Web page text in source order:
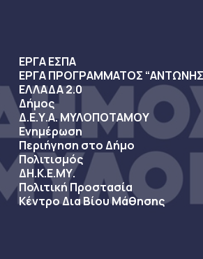
ΕΡΓΑ ΕΣΠΑ
ΕΡΓΑ ΠΡΟΓΡΑΜΜΑΤΟΣ “ΑΝΤΩΝΗΣ
ΕΛΛΑΔΑ 2.0
Δήμος
Δ.Ε.Υ.Α. ΜΥΛΟΠΟΤΑΜΟΥ
Ενημέρωση
Περιήγηση στο Δήμο
Πολιτισμός
ΔΗ.Κ.Ε.ΜΥ.
Πολιτική Προστασία
Κέντρο Δια Βίου Μάθησης